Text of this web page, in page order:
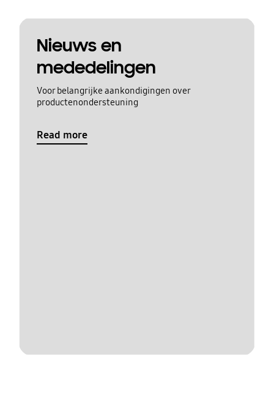
Nieuws en
mededelingen
Voor belangrijke aankondigingen over
productenondersteuning
Read more